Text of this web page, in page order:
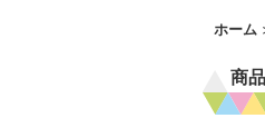
ホーム
商